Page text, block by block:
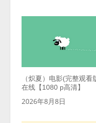
（炽夏）电影(完整观看
在线【1080 p高清】
2026年8月8日